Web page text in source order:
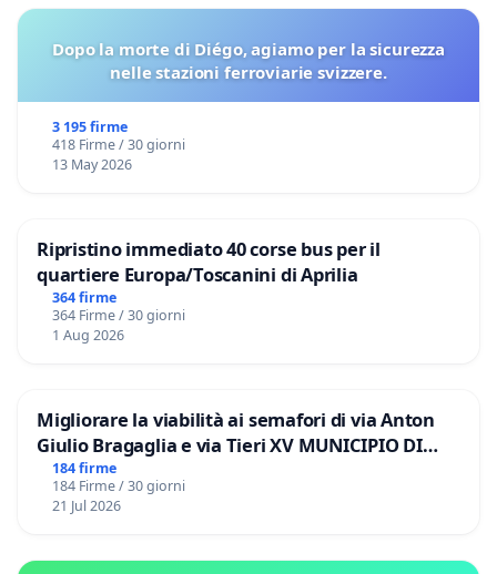
Dopo la morte di Diégo, agiamo per la sicurezza
nelle stazioni ferroviarie svizzere.
3 195 firme
418 Firme / 30 giorni
13 May 2026
Ripristino immediato 40 corse bus per il
quartiere Europa/Toscanini di Aprilia
364 firme
364 Firme / 30 giorni
1 Aug 2026
Migliorare la viabilità ai semafori di via Anton
Giulio Bragaglia e via Tieri XV MUNICIPIO DI
ROMA
184 firme
184 Firme / 30 giorni
21 Jul 2026